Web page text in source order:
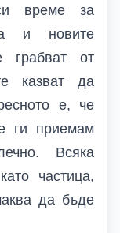
време за
и новите
грабват от
казват да
е, че
ги приемам
Всяка
частица,
да бъде